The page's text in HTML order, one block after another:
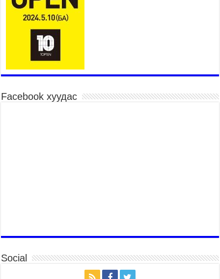
татварын тайлангаа залруулах хугацааг хоёр
жил болгон сунгажээ
2026 оны 8 сар 6 / 14 цаг 10 минут
Нэгдүгээр хорооллын арын замыг наймдугаар
сарын 6-ны 23:00 цагаас түр хааж, борооны ус
зайлуулах шугамын хөндлөн сэтэлгээ хийнэ
сайд Н.Номтойбаяр Дорноговь аймагт ажиллав
2026 оны 8 сар 6 / 9 цаг 25 минут
хуралдаж, 72 асуудлыг хэлэлцэж, 4 хуулийн
Facebook хуудас
Social